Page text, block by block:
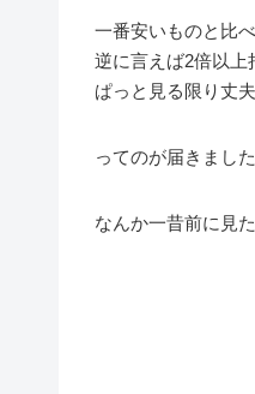
一番安いものと比
逆に言えば2倍以上
ぱっと見る限り丈
ってのが届きました
なんか一昔前に見